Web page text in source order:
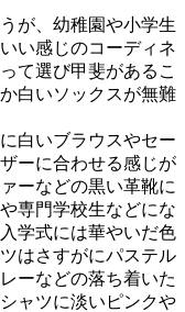
が、幼稚園や小学生
い感じのコーディネ
て選び甲斐があるこ
白いソックスが無難
白いブラウスやセー
ーに合わせる感じが
ーなどの黒い革靴に
専門学校生などにな
学式には華やいだ色
はさすがにパステル
ーなどの落ち着いた
ャツに淡いピンクや